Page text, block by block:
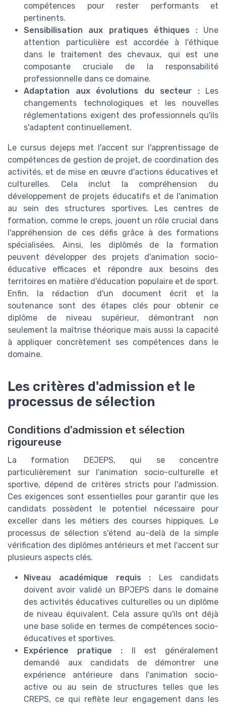
compétences pour rester performants et
pertinents.
Sensibilisation aux pratiques éthiques :Une
attention particulière est accordée à l'éthique
dans le traitement des chevaux, qui est une
composante cruciale de la responsabilité
professionnelle dans ce domaine.
Adaptation aux évolutions du secteur :Les
changements technologiques et les nouvelles
réglementations exigent des professionnels qu'ils
s'adaptent continuellement.
Le cursus dejeps met l'accent sur l'apprentissage de
compétences de gestion de projet, de coordination des
activités, et de mise en œuvre d'actions éducatives et
culturelles. Cela inclut la compréhension du
développement de projets éducatifs et de l'animation
au sein des structures sportives. Les centres de
formation, comme le creps, jouent un rôle crucial dans
l'appréhension de ces défis grâce à des formations
spécialisées. Ainsi, les diplômés de la formation
peuvent développer des projets d'animation socio-
éducative efficaces et répondre aux besoins des
territoires en matière d'éducation populaire et de sport.
Enfin, la rédaction d'un document écrit et la
soutenance sont des étapes clés pour obtenir ce
diplôme de niveau supérieur, démontrant non
seulement la maîtrise théorique mais aussi la capacité
à appliquer concrètement ses compétences dans le
domaine.
Les critères d'admission et le
processus de sélection
Conditions d'admission et sélection
rigoureuse
La formation DEJEPS, qui se concentre
particulièrement sur l'animation socio-culturelle et
sportive, dépend de critères stricts pour l'admission.
Ces exigences sont essentielles pour garantir que les
candidats possèdent le potentiel nécessaire pour
exceller dans les métiers des courses hippiques. Le
processus de sélection s'étend au-delà de la simple
vérification des diplômes antérieurs et met l'accent sur
plusieurs aspects clés.
Niveau académique requis : Les candidats
doivent avoir validé un BPJEPS dans le domaine
des activités éducatives culturelles ou un diplôme
de niveau équivalent. Cela assure qu'ils ont déjà
une base solide en termes de compétences socio-
éducatives et sportives.
Expérience pratique : Il est généralement
demandé aux candidats de démontrer une
expérience antérieure dans l'animation socio-
active ou au sein de structures telles que les
CREPS, ce qui reflète leur engagement dans les